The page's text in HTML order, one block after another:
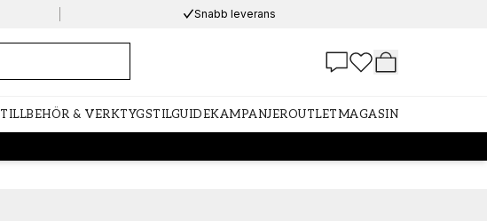
Snabb leverans
TILLBEHÖR & VERKTYGSTILGUIDEKAMPANJEROUTLETMAGASIN